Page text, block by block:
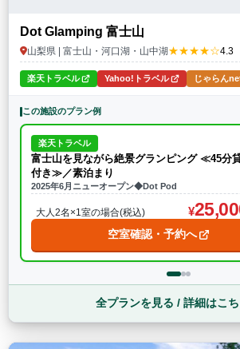
Dot Glamping 富士山
山梨県 | 富士山・河口湖・山中湖★★★★☆4.3
楽天トラベル Yahoo!トラベル じゃらん
この施設のプラン例
楽天トラベル
富士山を見ながら絶景グランピング ≪45分
付き≫／素泊まり
2025年6月ニューオープン◆Dot Pod
大人2名×1室の場合(税込)
空室確認・予約へ
全プランを見る / 詳細はこ